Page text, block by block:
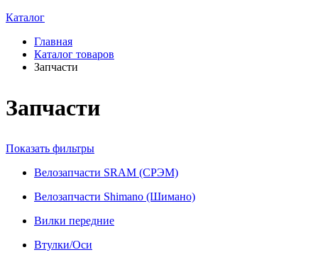
Каталог
Главная
Каталог товаров
Запчасти
Запчасти
Показать фильтры
Велозапчасти SRAM (СРЭМ)
Велозапчасти Shimano (Шимано)
Вилки передние
Втулки/Оси